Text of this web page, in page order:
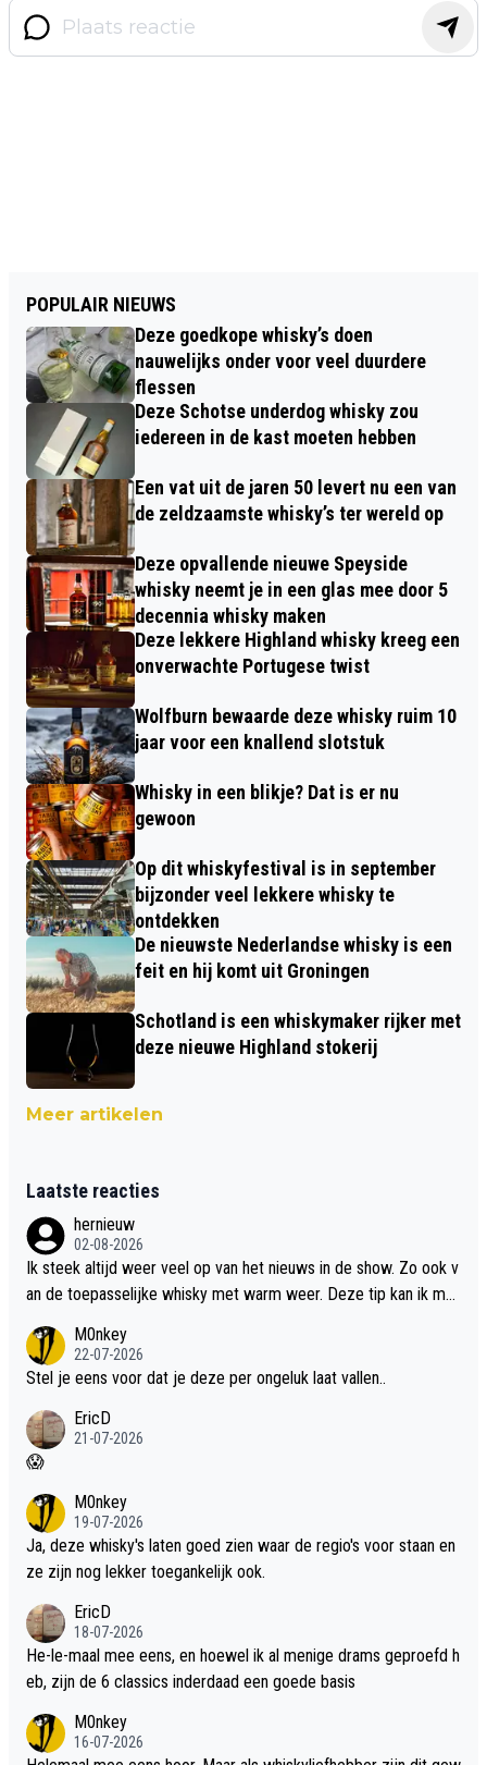
POPULAIR NIEUWS
Deze goedkope whisky’s doen
nauwelijks onder voor veel duurdere
flessen
Deze Schotse underdog whisky zou
iedereen in de kast moeten hebben
Een vat uit de jaren 50 levert nu een van
de zeldzaamste whisky’s ter wereld op
Deze opvallende nieuwe Speyside
whisky neemt je in een glas mee door 5
decennia whisky maken
Deze lekkere Highland whisky kreeg een
onverwachte Portugese twist
Wolfburn bewaarde deze whisky ruim 10
jaar voor een knallend slotstuk
Whisky in een blikje? Dat is er nu
gewoon
Op dit whiskyfestival is in september
bijzonder veel lekkere whisky te
ontdekken
De nieuwste Nederlandse whisky is een
feit en hij komt uit Groningen
Schotland is een whiskymaker rijker met
deze nieuwe Highland stokerij
Meer artikelen
Laatste reacties
hernieuw
02-08-2026
Ik steek altijd weer veel op van het nieuws in de show. Zo ook v
an de toepasselijke whisky met warm weer. Deze tip kan ik met
M0nkey
22-07-2026
Stel je eens voor dat je deze per ongeluk laat vallen..
EricD
21-07-2026
😱
M0nkey
19-07-2026
Ja, deze whisky's laten goed zien waar de regio's voor staan en
ze zijn nog lekker toegankelijk ook.
EricD
18-07-2026
He-le-maal mee eens, en hoewel ik al menige drams geproefd h
eb, zijn de 6 classics inderdaad een goede basis
M0nkey
16-07-2026